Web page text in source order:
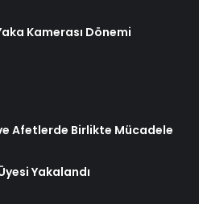
Kamerası Dönemi
Afetlerde Birlikte Mücadele
Yakalandı